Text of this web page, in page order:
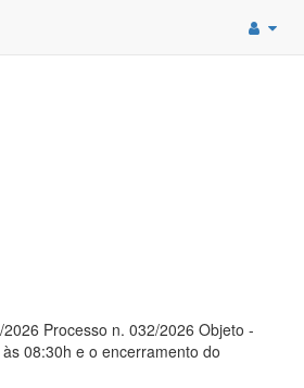
Processo n. 032/2026 Objeto -
08:30h e o encerramento do